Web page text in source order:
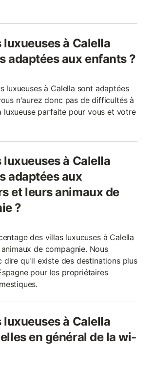
luxueuses à Calella
adaptées aux enfants ?
luxueuses à Calella sont adaptées
n'aurez donc pas de difficultés à
luxueuse parfaite pour vous et votre
luxueuses à Calella
adaptées aux
et leurs animaux de
?
des villas luxueuses à Calella
de compagnie. Nous
dire qu'il existe des destinations plus
pour les propriétaires
luxueuses à Calella
en général de la wi-